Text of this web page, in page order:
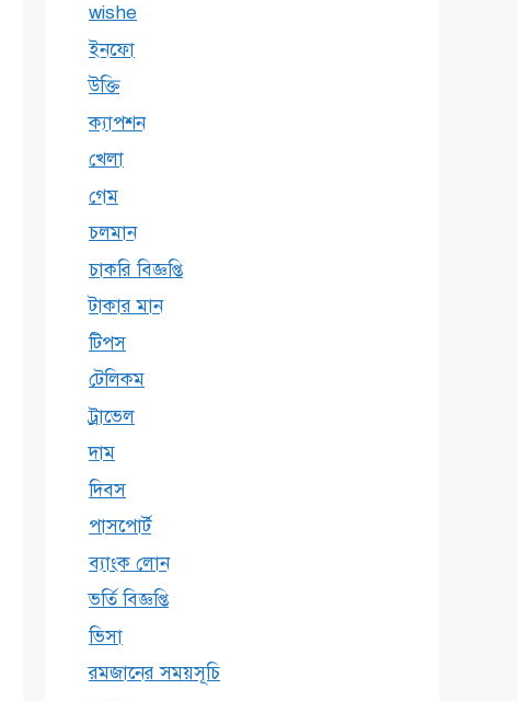
wishe
ইনফো
উক্তি
ক্যাপশন
খেলা
গেম
চলমান
চাকরি বিজ্ঞপ্তি
টাকার মান
টিপস
টেলিকম
ট্রাভেল
দাম
দিবস
পাসপোর্ট
ব্যাংক লোন
ভর্তি বিজ্ঞপ্তি
ভিসা
রমজানের সময়সূচি